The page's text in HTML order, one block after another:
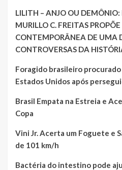
LILITH – ANJO OU DEMÔNIO:
MURILLO C. FREITAS
CONTEMPORÂNEA DE UMA
CONTROVERSAS DA
Foragido brasileiro
Estados Unidos após
Brasil Empata na Estreia e
Copa
Vini Jr. Acerta um Foguete e
de 101 km/h
Bactéria do intestino pode